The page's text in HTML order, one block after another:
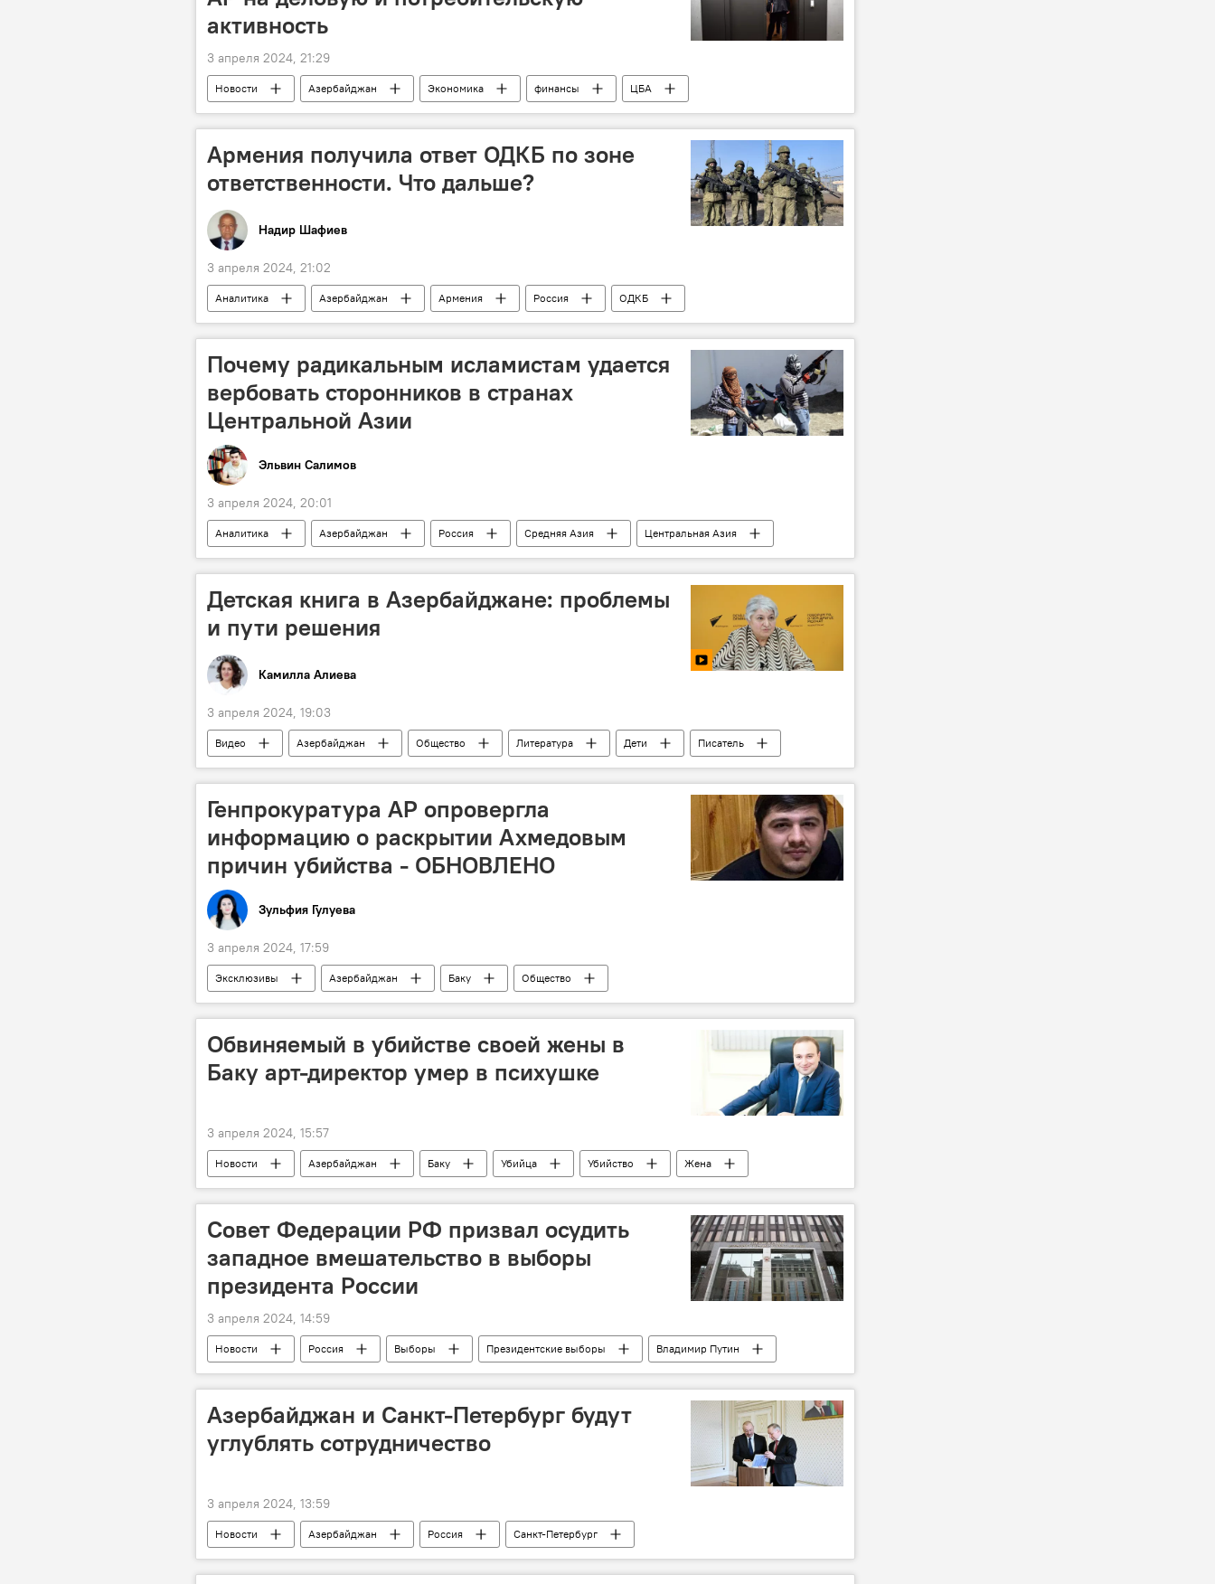
активность
3 апреля 2024, 21:29
Новости Азербайджан Экономика финансы
ЦБА
Учетная ставка
Пресс-центр анонс Sputnik Азербайджан
Армения получила ответ ОДКБ по зоне
ответственности. Что дальше?
Надир Шафиев
3 апреля 2024, 21:02
Аналитика Азербайджан Армения Россия
ОДКБ
Никол Пашинян
Южный Кавказ Запад
Почему радикальным исламистам удается
вербовать сторонников в странах
Центральной Азии
Эльвин Салимов
3 апреля 2024, 20:01
Аналитика Азербайджан Россия Средняя Азия
Центральная Азия
Террор
Борьба с терроризмом террористы
Детская книга в Азербайджане: проблемы
и пути решения
Камилла Алиева
3 апреля 2024, 19:03
Видео Азербайджан Общество Литература Дети
Писатель
Пресс-центр
Sputnik Азербайджан
Генпрокуратура АР опровергла
информацию о раскрытии Ахмедовым
причин убийства - ОБНОВЛЕНО
Зульфия Гулуева
3 апреля 2024, 17:59
Эксклюзивы Азербайджан Баку
Общество
Происшествия в Азербайджане
Убийца маньяк
психическое расстройство
Обвиняемый в убийстве своей жены в
Баку арт-директор умер в психушке
3 апреля 2024, 15:57
Новости Азербайджан Баку Убийца Убийство
Жена
Республиканская психиатрическая больница
Совет Федерации РФ призвал осудить
западное вмешательство в выборы
президента России
3 апреля 2024, 14:59
Новости Россия Выборы Президентские выборы
Владимир Путин
срыв
Совет федерации РФ Валентина Матвиенко Обращение НАТО
Азербайджан и Санкт-Петербург будут
углублять сотрудничество
3 апреля 2024, 13:59
Новости Азербайджан Россия
Санкт-Петербург
губернатор Петербурга Александр Беглов
Ильхам Алиев Сотрудничество